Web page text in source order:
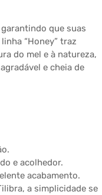
que suas
“Honey” traz
do mel e à natureza,
e cheia de
e acolhedor.
acabamento.
a simplicidade se